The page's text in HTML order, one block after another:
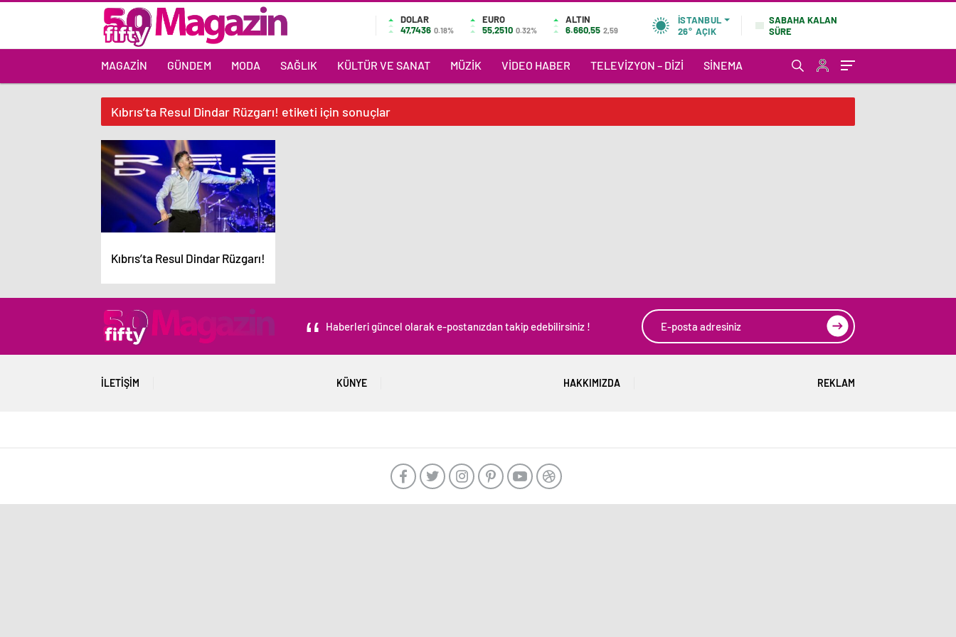
DOLAR
47,7436 0.18%
EURO
55,2510 0.32%
ALTIN
6.660,55 2,59
İSTANBUL
26° AÇIK
SABAHA KALAN
SÜRE
MAGAZIN GÜNDEM MODA SAĞLIK KÜLTÜR VE SANAT MÜZIK VIDEO HABER TELEVIZYON – DIZI SINEMA
Kıbrıs’ta Resul Dindar Rüzgarı! etiketi için sonuçlar
Kıbrıs’ta Resul Dindar Rüzgarı!
Haberleri güncel olarak e-postanızdan takip edebilirsiniz !
İLETIŞIM KÜNYE HAKKIMIZDA REKLAM